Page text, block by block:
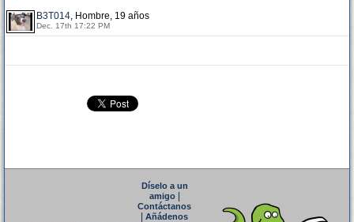
B3T014, Hombre, 19 años
Dec. 17th 17:22 PM
Díselo a un
amigo|
Contáctanos
Añádenos